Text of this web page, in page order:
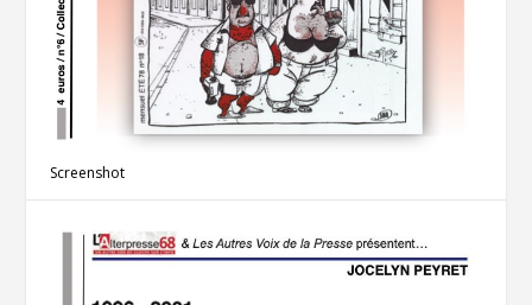
Screenshot